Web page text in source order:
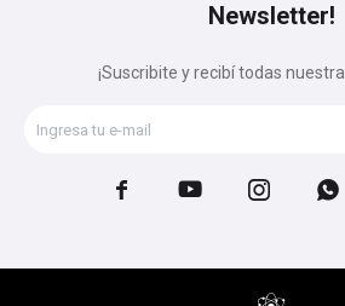
Newsletter!
¡Suscribite y recibí todas
   